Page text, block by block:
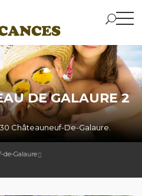
DE GALAURE 2
Châteauneuf-De-Galaure.
de-Galaure